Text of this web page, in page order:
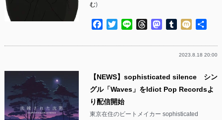
む)
Facebook
TwitterLine ThreadsMastodon
Tumblr
Mixi
2023.8.18 20:00
【NEWS】sophisticated silence シン
グル「Waves」をIdiot Pop Recordsよ
り配信開始
東京在住のビートメイカー sophisticated